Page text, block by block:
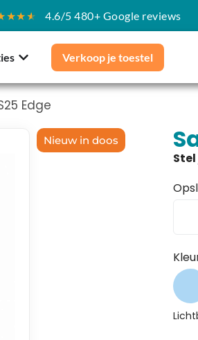
★ 4.6/5 480+ Google reviews
Verkoop je toestel
Edge
Nieuw in doos